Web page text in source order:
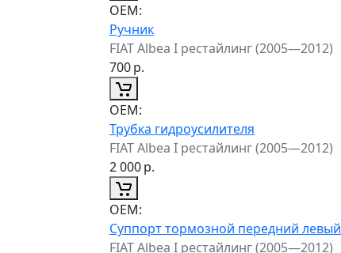
ОЕМ:
Ручник
FIAT Albea I рестайлинг (2005—2012)
700р.
ОЕМ:
Трубка гидроусилителя
FIAT Albea I рестайлинг (2005—2012)
2 000р.
ОЕМ:
Суппорт тормозной передний левый
FIAT Albea I рестайлинг (2005—2012)